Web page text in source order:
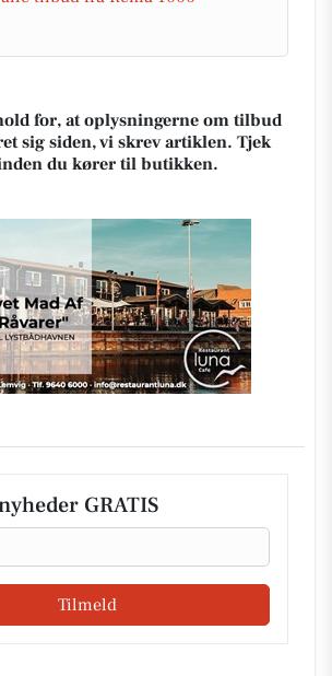
for, at oplysningerne om tilbud
sig siden, vi skrev artiklen. Tjek
du kører til butikken.
GRATIS
Tilmeld